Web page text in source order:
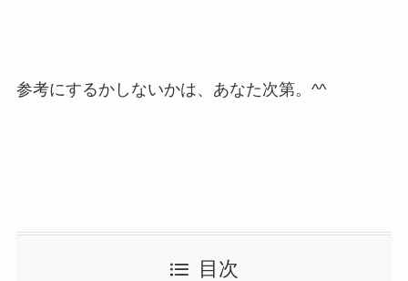
参考にするかしないかは、あなた次第。^^
目次